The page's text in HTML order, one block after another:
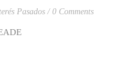
Pasados 0 Comments